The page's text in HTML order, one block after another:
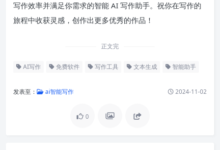
写作效率并满足你需求的智能 AI 写作助手。祝你在写作的
旅程中收获灵感，创作出更多优秀的作品！
正文完
AI写作 免费软件 写作工具 文本生成 智能助手
发表至： ai智能写作 2024-11-02
0